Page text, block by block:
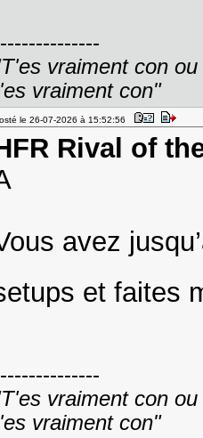
vraiment con
vraiment con"
le 26-07-2026 à 15:52:56
Rival of
avez
et faites
vraiment con
vraiment con"